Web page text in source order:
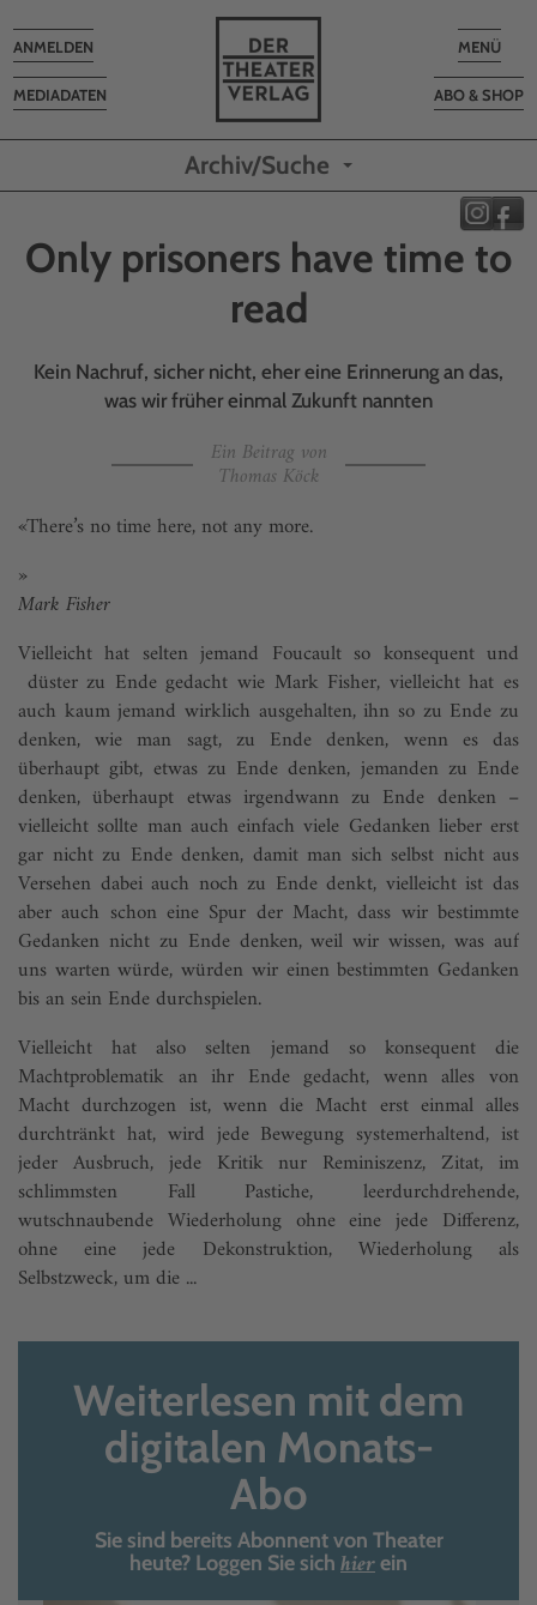
Toggle
MENÜ
ABO & SHOP
MEDIADATEN
Toggle
navigation
ANMELDEN
Archiv/Suche
Only prisoners have time to
read
Kein Nachruf, sicher nicht, eher eine Erinnerung an das,
was wir früher einmal Zukunft nannten
Ein Beitrag von
Thomas Köck
«There’s no time here, not any more.
»
Mark Fisher
Vielleicht hat selten jemand Foucault so konsequent und
düster zu Ende gedacht wie Mark Fisher, vielleicht hat es
auch kaum jemand wirklich ausgehalten, ihn so zu Ende zu
denken, wie man sagt, zu Ende denken, wenn es das
überhaupt gibt, etwas zu Ende denken, jemanden zu Ende
denken, überhaupt etwas irgendwann zu Ende denken –
vielleicht sollte man auch einfach viele Gedanken lieber erst
gar nicht zu Ende denken, damit man sich selbst nicht aus
Versehen dabei auch noch zu Ende denkt, vielleicht ist das
aber auch schon eine Spur der Macht, dass wir bestimmte
Gedanken nicht zu Ende denken, weil wir wissen, was auf
uns warten würde, würden wir einen bestimmten Gedanken
bis an sein Ende durchspielen.
Vielleicht hat also selten jemand so konsequent die
Machtproblematik an ihr Ende gedacht, wenn alles von
Macht durchzogen ist, wenn die Macht erst einmal alles
durchtränkt hat, wird jede Bewegung system­erhaltend, ist
jeder Ausbruch, jede Kritik nur Reminiszenz, Zitat, im
schlimmsten Fall Pastiche, leerdurchdrehende,
wutschnaubende Wiederholung ohne eine jede Differenz,
ohne eine jede Dekonstruktion, Wiederholung als
Selbstzweck, um die ...
Weiterlesen mit dem
digitalen Monats-
Abo
Sie sind bereits Abonnent von Theater
heute? Loggen Sie sich hierein